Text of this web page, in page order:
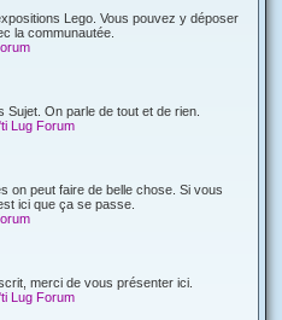
Lego. Vous pouvez y déposer
la communautée.
Sujet. On parle de tout et de rien.
Lug Forum
on peut faire de belle chose. Si vous
ici que ça se passe.
merci de vous présenter ici.
Lug Forum